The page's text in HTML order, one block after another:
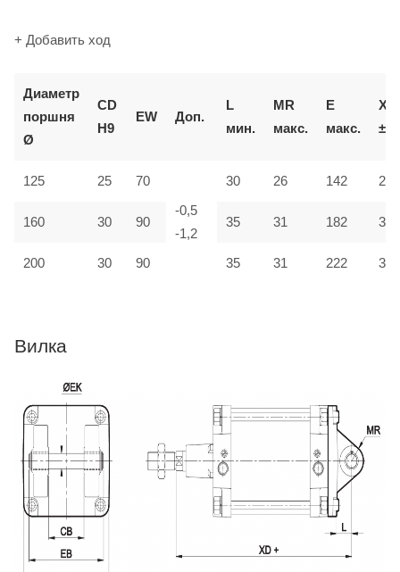
+ Добавить ход
Диаметр
поршня
Ø
CD
H9
EW Доп.
L
мин.
MR
макс.
E
макс.
XD
±2
125 25 70
-0,5
-1,2
30 26 142 275
160 30 90 35 31 182 315
200 30 90 35 31 222 335
Вилка